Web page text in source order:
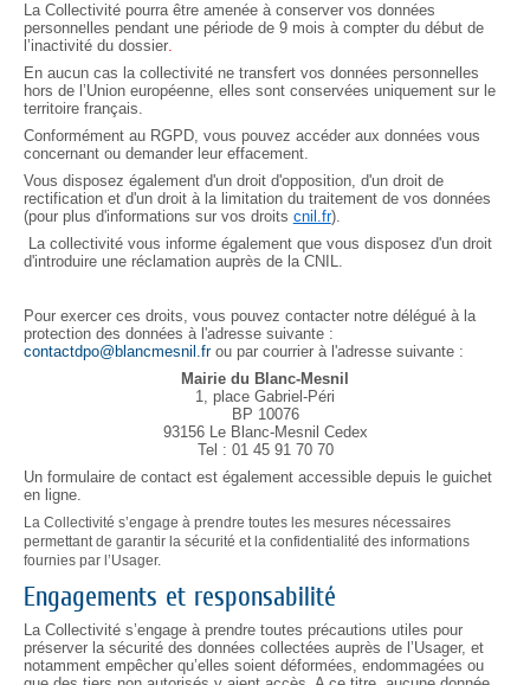
La Collectivité pourra être amenée à conserver vos données
personnelles pendant une période de 9 mois à compter du début de
l’inactivité du dossier.
En aucun cas la collectivité ne transfert vos données personnelles
hors de l’Union européenne, elles sont conservées uniquement sur le
territoire français.
Conformément au RGPD, vous pouvez accéder aux données vous
concernant ou demander leur effacement.
Vous disposez également d'un droit d'opposition, d'un droit de
rectification et d'un droit à la limitation du traitement de vos données
(pour plus d'informations sur vos droits cnil.fr).
La collectivité vous informe également que vous disposez d'un droit
d'introduire une réclamation auprès de la CNIL.
Pour exercer ces droits, vous pouvez contacter notre délégué à la
protection des données à l'adresse suivante :
contactdpo@blancmesnil.frou par courrier à l'adresse suivante :
Mairie du Blanc-Mesnil
1, place Gabriel-Péri
BP 10076
93156 Le Blanc-Mesnil Cedex
Tel : 01 45 91 70 70
Un formulaire de contact est également accessible depuis le guichet
en ligne.
La Collectivité s’engage à prendre toutes les mesures nécessaires
permettant de garantir la sécurité et la confidentialité des informations
fournies par l’Usager.
Engagements et responsabilité
La Collectivité s’engage à prendre toutes précautions utiles pour
préserver la sécurité des données collectées auprès de l’Usager, et
notamment empêcher qu’elles soient déformées, endommagées ou